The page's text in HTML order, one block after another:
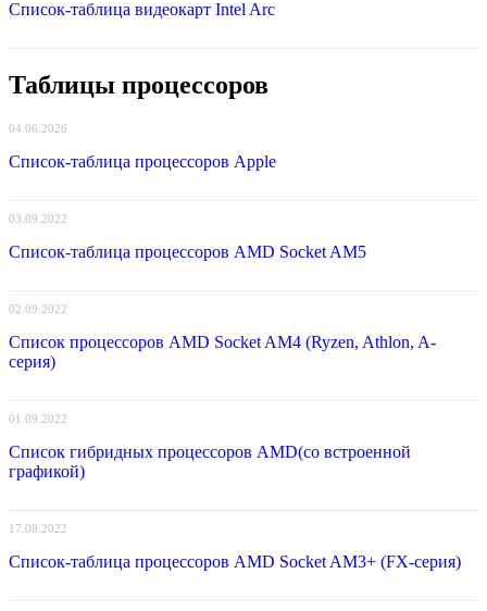
Список-таблица видеокарт Intel Arc
Таблицы процессоров
04.06.2026
Список-таблица процессоров Apple
03.09.2022
Список-таблица процессоров AMD Socket AM5
02.09.2022
Список процессоров AMD Socket AM4 (Ryzen, Athlon, A-
серия)
01.09.2022
Список гибридных процессоров AMD(со встроенной
графикой)
17.08.2022
Список-таблица процессоров AMD Socket AM3+ (FX-серия)